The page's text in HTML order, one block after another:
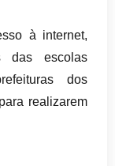
à internet,
das escolas
dos
realizarem